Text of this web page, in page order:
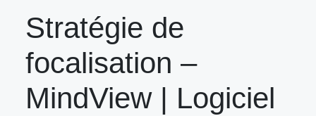
Stratégie de
focalisation –
MindView | Logiciel